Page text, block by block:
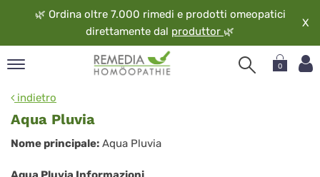
🌿 Ordina oltre 7.000 rimedi e prodotti omeopatici
direttamente dal produttor 🌿
X
0
indietro
Aqua Pluvia
Aqua
Pluvia
Nome principale: Aqua Pluvia